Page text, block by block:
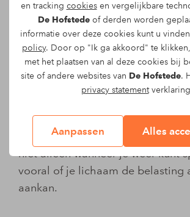
en tracking cookiesen vergelijkbare
De Hofstede of derden worden
informatie over deze cookies kunt u
policy. Door op "Ik ga akkoord" te
met het plaatsen van al deze cookies bij
site of andere websites van De Hofstede.
privacy statement
Aanpassen Alles
Wanneer weer
blessure
De drang om snel weer te trainen is
vroeg beginnen vaak leidt tot
of een langere hersteltijd. De
niet alleen wanneer je weer kunt
vooral of je lichaam de belasting
aankan.